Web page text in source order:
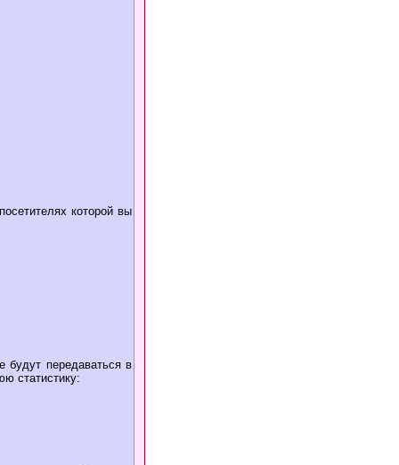
которой вы
будут передаваться в
статистику: